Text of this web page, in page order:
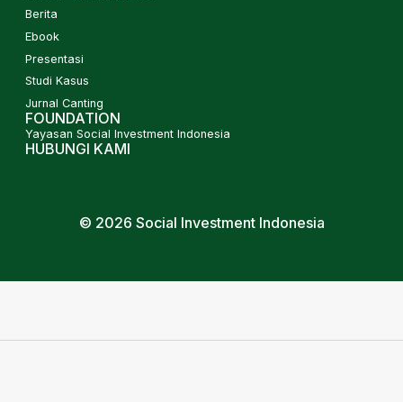
Berita
Ebook
Presentasi
Studi Kasus
Jurnal Canting
FOUNDATION
Yayasan Social Investment Indonesia
HUBUNGI KAMI
© 2026 Social Investment Indonesia